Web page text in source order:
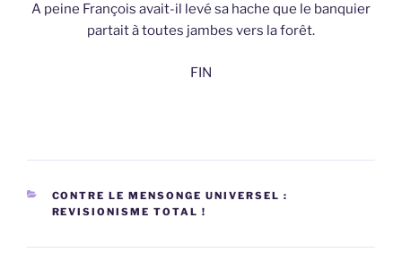
A peine François avait-il levé sa hache que le banquier
partait à toutes jambes vers la forêt.
FIN
CATÉGORIES
CONTRE LE MENSONGE UNIVERSEL :
REVISIONISME TOTAL !